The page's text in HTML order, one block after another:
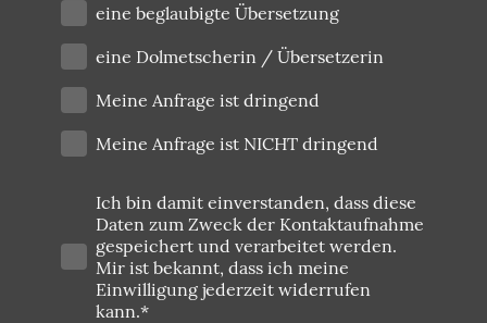
eine beglaubigte Übersetzung
eine Dolmetscherin / Übersetzerin
Meine Anfrage ist dringend
Meine Anfrage ist NICHT dringend
Ich bin damit einverstanden, dass diese
Daten zum Zweck der Kontaktaufnahme
gespeichert und verarbeitet werden.
Mir ist bekannt, dass ich meine
Einwilligung jederzeit widerrufen
kann.*